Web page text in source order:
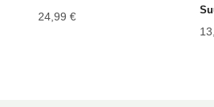
24,99 €